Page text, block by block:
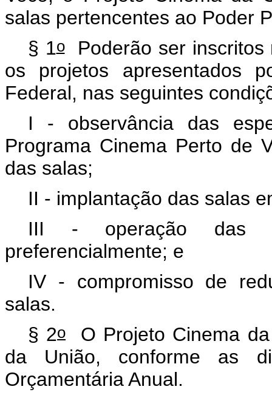
salas pertencentes ao Poder
§ 1oPoderão ser inscritos
os projetos apresentados
Federal, nas seguintes
I - observância das
Programa Cinema Perto de
das salas;
II - implantação das salas
III - operação das
preferencialmente; e
IV - compromisso de
salas.
§ 2o
O Projeto Cinema
da União, conforme as
Orçamentária Anual.